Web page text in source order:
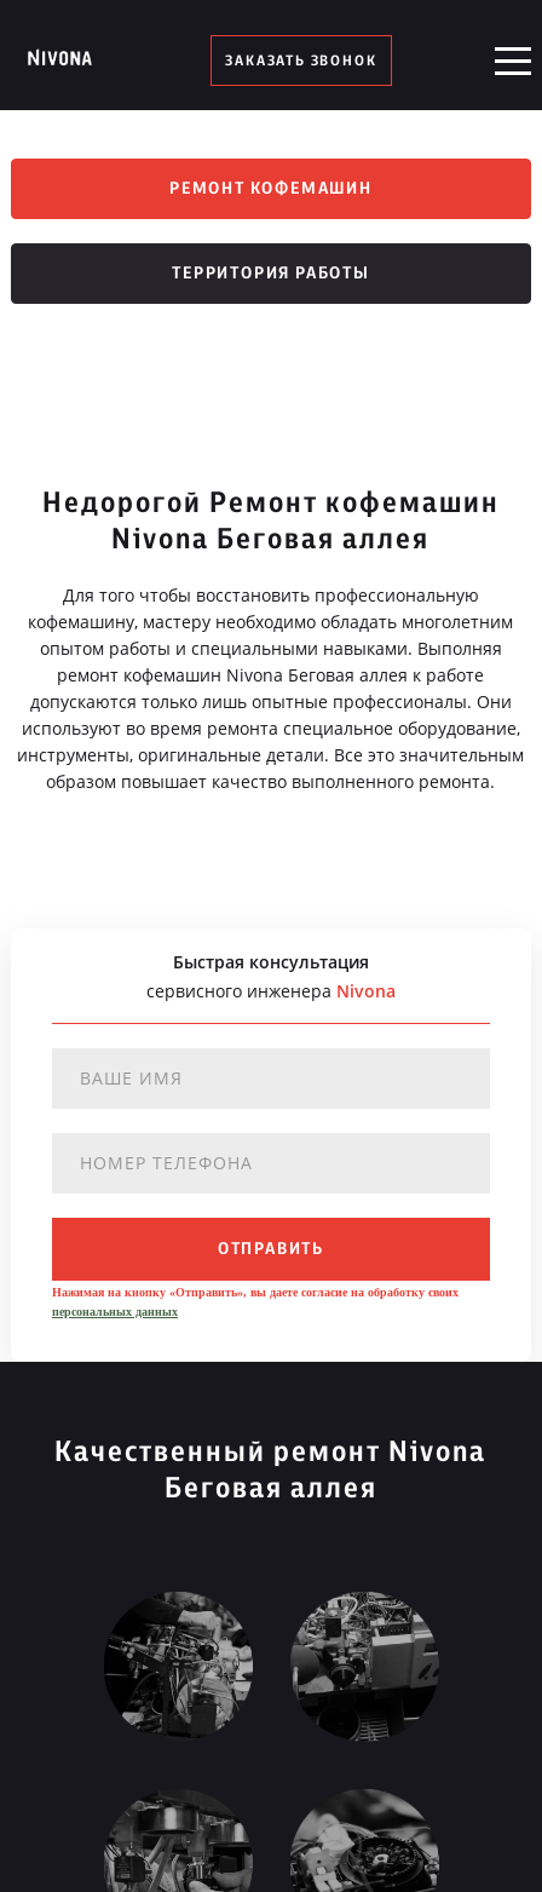
ЗАКАЗАТЬ ЗВОНОК
РЕМОНТ КОФЕМАШИН
ТЕРРИТОРИЯ РАБОТЫ
Недорогой Ремонт кофемашин
Nivona Беговая аллея
Для того чтобы восстановить профессиональную
кофемашину, мастеру необходимо обладать многолетним
опытом работы и специальными навыками. Выполняя
ремонт кофемашин Nivona Беговая аллея к работе
допускаются только лишь опытные профессионалы. Они
используют во время ремонта специальное оборудование,
инструменты, оригинальные детали. Все это значительным
образом повышает качество выполненного ремонта.
Быстрая консультация
сервисного инженера Nivona
ОТПРАВИТЬ
Нажимая на кнопку «Отправить», вы даете согласие на обработку своих
персональных данных
Качественный ремонт Nivona
Беговая аллея